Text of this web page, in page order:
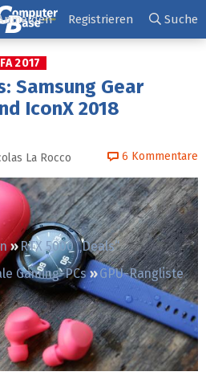
RTX 5000 „Deals“
Gaming-PCs
GPU-Rangliste
Registrieren Suche
2017
Samsung Gear
IconX 2018
La Rocco 6 Kommentare